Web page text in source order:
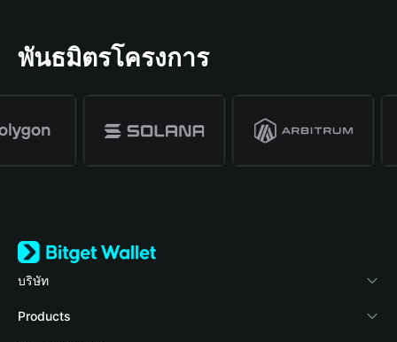
พันธมิตรโครงการ
บริษัท
เกี่ยวกับ Bitget Wallet
Products